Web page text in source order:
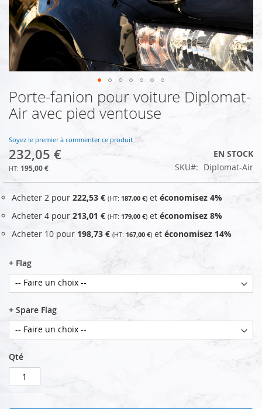
Skip
to
the
of
the
images
gallery
Porte-fanion pour voiture Diplomat-
Air avec pied ventouse
Soyez le premier à commenter ce produit
232,05 €
195,00 €
EN STOCK
SKU
Diplomat-Air
Acheter 2 pour 222,53 € 187,00 € et économisez 4%
Acheter 4 pour 213,01 € 179,00 € et économisez 8%
Acheter 10 pour 198,73 € 167,00 € et économisez 14%
+ Flag
+ Spare Flag
Qté